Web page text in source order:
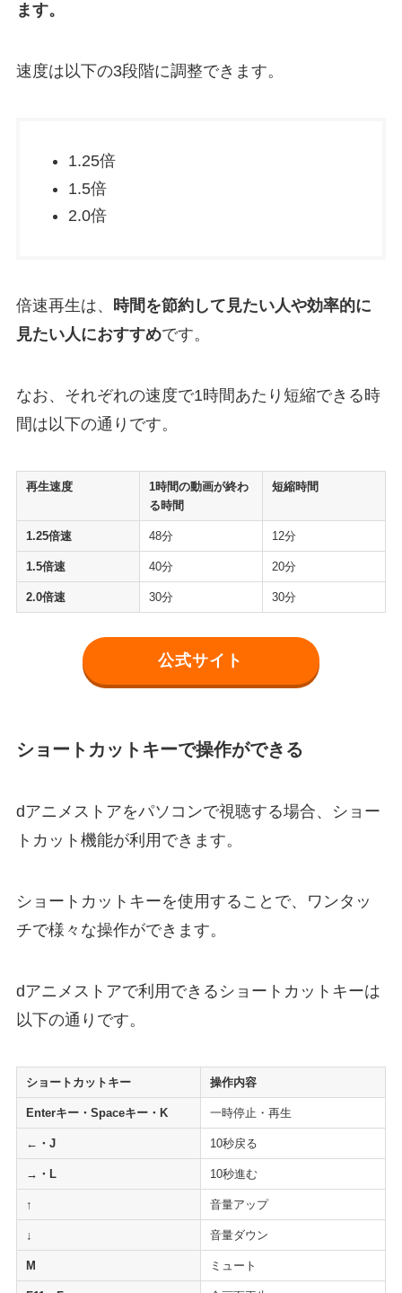
ます。
速度は以下の3段階に調整できます。
1.25倍
1.5倍
2.0倍
倍速再生は、 時間を節約して見たい人や効率的に
見たい人におすすめです。
なお、それぞれの速度で1時間あたり短縮できる時
間は以下の通りです。
再生速度
1時間の動画が終わ
る時間
短縮時間
1.25倍速 48分 12分
1.5倍速 40分 20分
2.0倍速 30分 30分
公式サイト
ショートカットキーで操作ができる
dアニメストアをパソコンで視聴する場合、ショー
トカット機能が利用できます。
ショートカットキーを使用することで、ワンタッ
チで様々な操作ができます。
dアニメストアで利用できるショートカットキーは
以下の通りです。
ショートカットキー 操作内容
Enterキー・Spaceキー・K 一時停止・再生
←・J 10秒戻る
→・L 10秒進む
↑ 音量アップ
↓ 音量ダウン
M ミュート